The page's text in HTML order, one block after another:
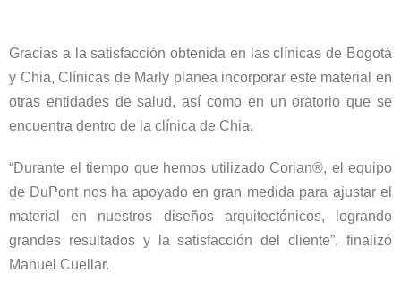
Gracias a la satisfacción obtenida en las clínicas de Bogotá
y Chia, Clínicas de Marly planea incorporar este material en
otras entidades de salud, así como en un oratorio que se
encuentra dentro de la clínica de Chia.
“Durante el tiempo que hemos utilizado Corian®, el equipo
de DuPont nos ha apoyado en gran medida para ajustar el
material en nuestros diseños arquitectónicos, logrando
grandes resultados y la satisfacción del cliente”, finalizó
Manuel Cuellar.